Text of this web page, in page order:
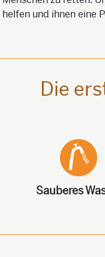
helfen und ihnen eine
Die
Sauberes